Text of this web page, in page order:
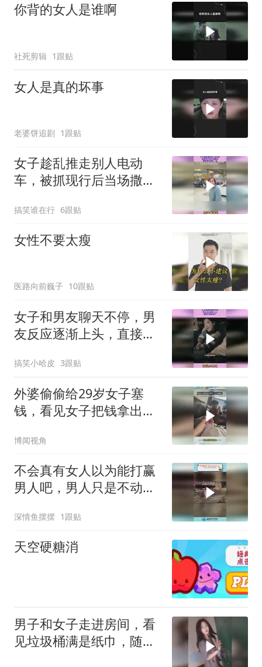
你背的女人是谁啊
社死剪辑 1跟贴
女人是真的坏事
老婆饼追剧 1跟贴
女子趁乱推走别人电动
车，被抓现行后当场撒
搞笑谁在行 6跟贴
女性不要太瘦
医路向前巍子 10跟贴
女子和男友聊天不停，男
友反应逐渐上头，直接兴
搞笑小哈皮 3跟贴
外婆偷偷给29岁女子塞
钱，看见女子把钱拿出来
博闻视角
不会真有女人以为能打赢
男人吧，男人只是不动手
深情鱼摆摆 1跟贴
天空硬糖消
男子和女子走进房间，看
见垃圾桶满是纸巾，随口